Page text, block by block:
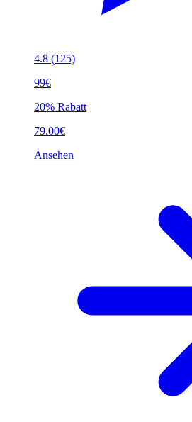
4.8 (125)
99€
20% Rabatt
79.00€
Ansehen